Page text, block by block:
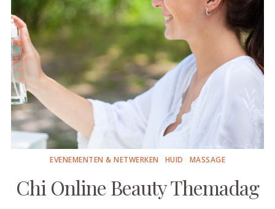
EVENEMENTEN & NETWERKEN HUID MASSAGE
Chi Online Beauty Themadag